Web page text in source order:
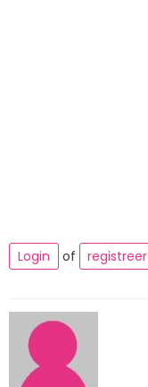
Login of registreer